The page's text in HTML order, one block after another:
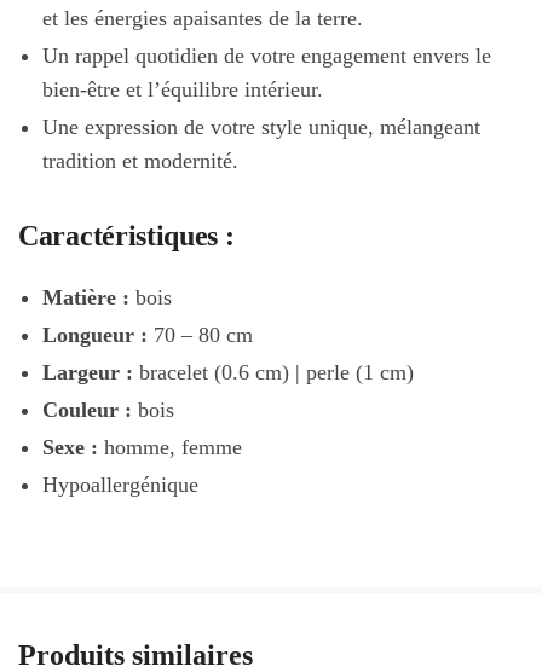
et les énergies apaisantes de la terre.
Un rappel quotidien de votre engagement envers le
bien-être et l’équilibre intérieur.
Une expression de votre style unique, mélangeant
tradition et modernité.
Caractéristiques :
Matière : bois
Longueur : 70 – 80 cm
Largeur : bracelet (0.6 cm) | perle (1 cm)
Couleur : bois
Sexe : homme, femme
Hypoallergénique
Produits similaires